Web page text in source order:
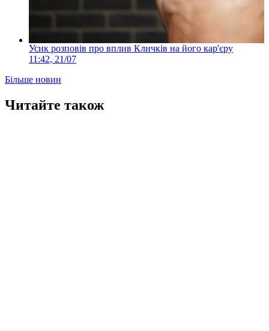
Усик розповів про вплив Кличків на його кар'єру
11:42, 21/07
Більше новин
Читайте також